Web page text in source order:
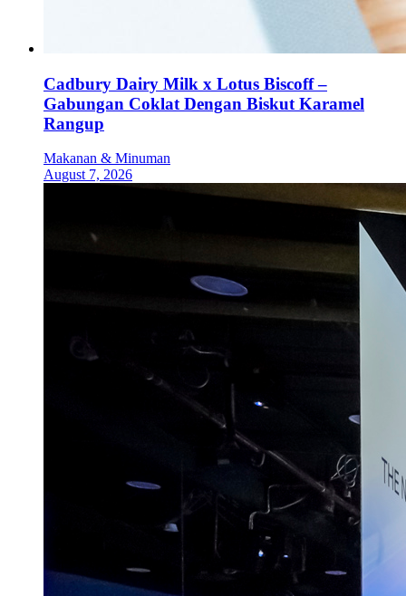
Cadbury Dairy Milk x Lotus Biscoff –
Gabungan Coklat Dengan Biskut Karamel
Rangup
Makanan & Minuman
August 7, 2026